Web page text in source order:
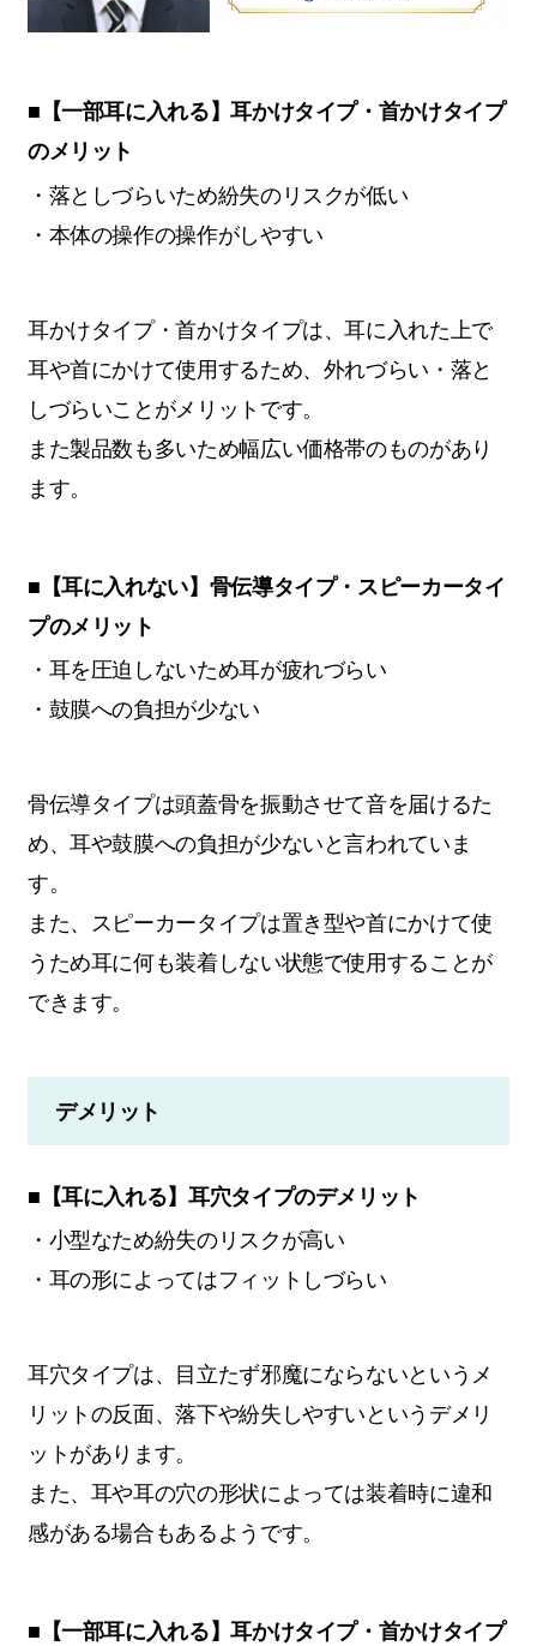
■【一部耳に入れる】耳かけタイプ・首かけタイプ
のメリット
・落としづらいため紛失のリスクが低い
・本体の操作の操作がしやすい
耳かけタイプ・首かけタイプは、耳に入れた上で
耳や首にかけて使用するため、外れづらい・落と
しづらいことがメリットです。
また製品数も多いため幅広い価格帯のものがあり
ます。
■【耳に入れない】骨伝導タイプ・スピーカータイ
プのメリット
・耳を圧迫しないため耳が疲れづらい
・鼓膜への負担が少ない
骨伝導タイプは頭蓋骨を振動させて音を届けるた
め、耳や鼓膜への負担が少ないと言われていま
す。
また、スピーカータイプは置き型や首にかけて使
うため耳に何も装着しない状態で使用することが
できます。
デメリット
■【耳に入れる】耳穴タイプのデメリット
・小型なため紛失のリスクが高い
・耳の形によってはフィットしづらい
耳穴タイプは、目立たず邪魔にならないというメ
リットの反面、落下や紛失しやすいというデメリ
ットがあります。
また、耳や耳の穴の形状によっては装着時に違和
感がある場合もあるようです。
■【一部耳に入れる】耳かけタイプ・首かけタイプ